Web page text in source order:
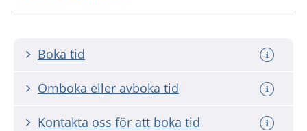
Boka tid
Omboka eller avboka tid
Kontakta oss för att boka tid